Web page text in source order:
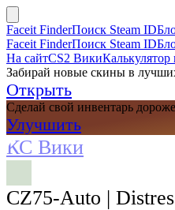
Faceit FinderПоиск Steam ID
Faceit FinderПоиск Steam ID
На сайтCS2 ВикиКалькулятор
Забирай новые скины в
Открыть
Сделай свой инвентарь
Улучшить
КС Вики
CZ75-Auto |